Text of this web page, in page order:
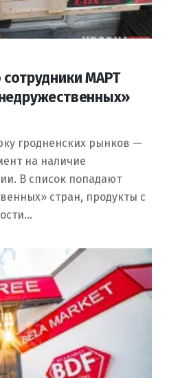
МАРТ
гродненских рынков —
на наличие
В список попадают
стран, продукты с